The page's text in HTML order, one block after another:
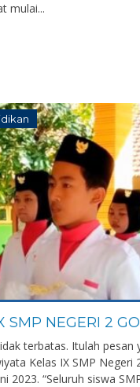
mulai...
SMP NEGERI 2
terbatas. Itulah
Kelas IX SMP
2023. “Seluruh siswa
GTK